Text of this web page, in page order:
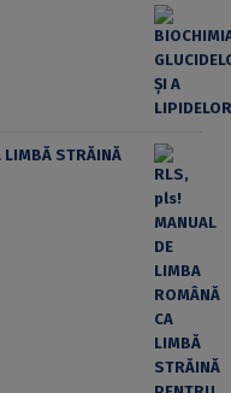
LIMBĂ STRĂINĂ